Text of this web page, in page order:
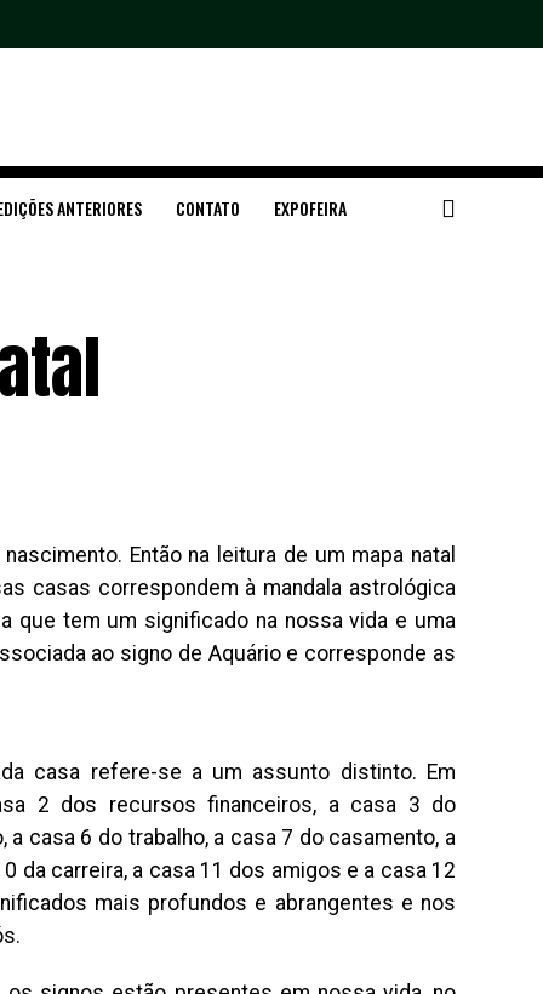
ANTERIORES CONTATO EXPOFEIRA
Então na leitura de um mapa natal
casas correspondem à mandala astrológica
que tem um significado na nossa vida e uma
ao signo de Aquário e corresponde as
casa refere-se a um assunto distinto. Em
2 dos recursos financeiros, a casa 3 do
casa 6 do trabalho, a casa 7 do casamento, a
da carreira, a casa 11 dos amigos e a casa 12
mais profundos e abrangentes e nos